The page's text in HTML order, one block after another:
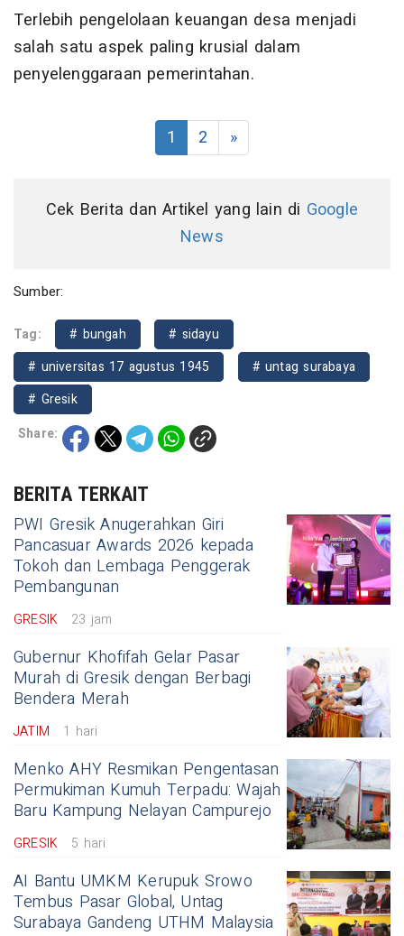
Terlebih pengelolaan keuangan desa menjadi
salah satu aspek paling krusial dalam
penyelenggaraan pemerintahan.
1 2 »
Cek Berita dan Artikel yang lain di Google
News
Sumber:
Tag: # bungah
# sidayu
# universitas 17 agustus 1945
# untag surabaya
# Gresik
Share:
BERITA TERKAIT
PWI Gresik Anugerahkan Giri
Pancasuar Awards 2026 kepada
Tokoh dan Lembaga Penggerak
Pembangunan
GRESIK 23 jam
Gubernur Khofifah Gelar Pasar
Murah di Gresik dengan Berbagi
Bendera Merah
JATIM 1 hari
Menko AHY Resmikan Pengentasan
Permukiman Kumuh Terpadu: Wajah
Baru Kampung Nelayan Campurejo
GRESIK 5 hari
AI Bantu UMKM Kerupuk Srowo
Tembus Pasar Global, Untag
Surabaya Gandeng UTHM Malaysia